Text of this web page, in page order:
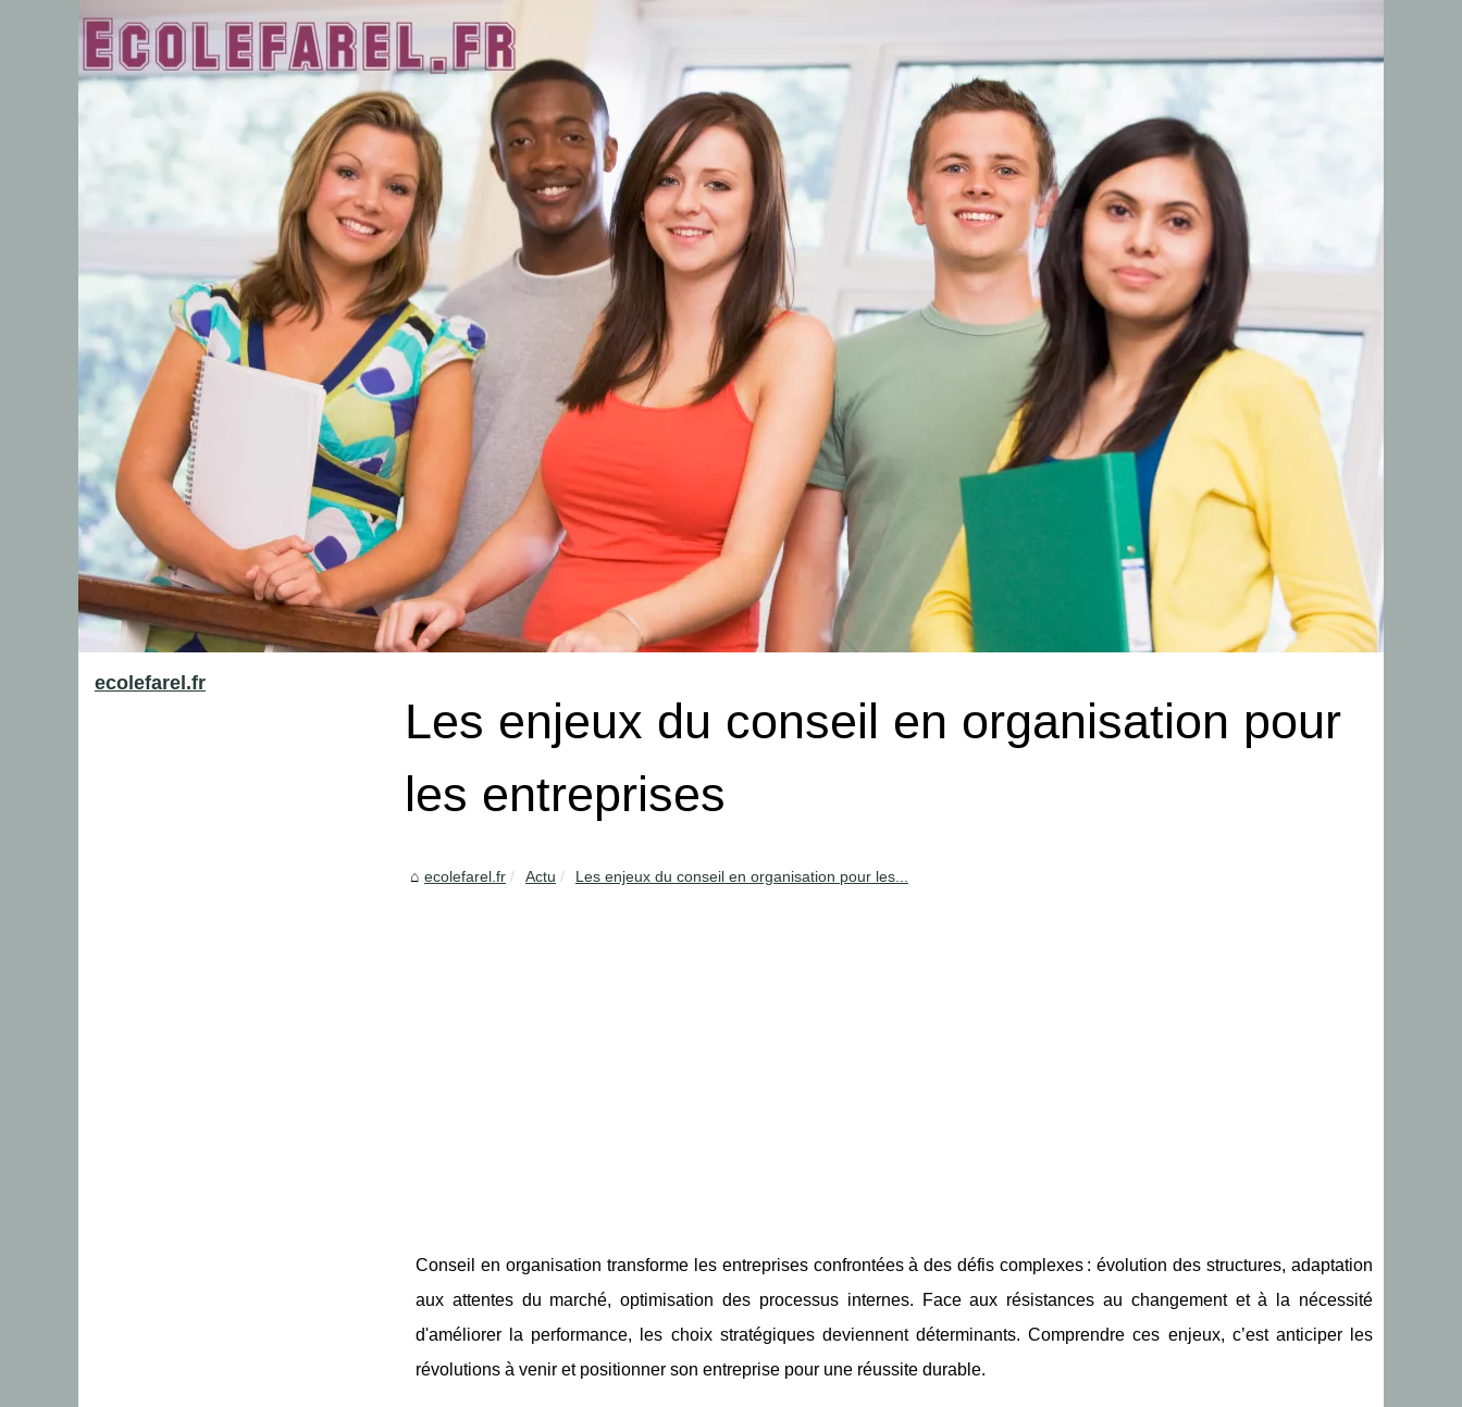
Les enjeux du conseil en organisation pour
les entreprises
ecolefarel.fr Actu Les enjeux du conseil en organisation pour les...
Conseil en organisation transforme les entreprises confrontées à des défis complexes : évolution des structures, adaptation
aux attentes du marché, optimisation des processus internes. Face aux résistances au changement et à la nécessité
d'améliorer la performance, les choix stratégiques deviennent déterminants. Comprendre ces enjeux, c’est anticiper les
révolutions à venir et positionner son entreprise pour une réussite durable.
ecolefarel.fr